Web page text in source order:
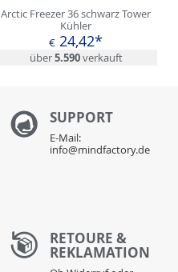
Arctic Freezer 36 schwarz Tower
Kühler
€ 24,42*
über5.590verkauft
SUPPORT
E-Mail:
info@mindfactory.de
RETOURE &
REKLAMATION